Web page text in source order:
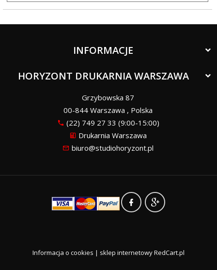
INFORMACJE
HORYZONT DRUKARNIA WARSZAWA
Grzybowska 87
00-844 Warszawa , Polska
(22) 749 27 33 (9:00-15:00)
Drukarnia Warszawa
biuro@studiohoryzont.pl
Informacja o cookies | sklep internetowyRedCart.pl